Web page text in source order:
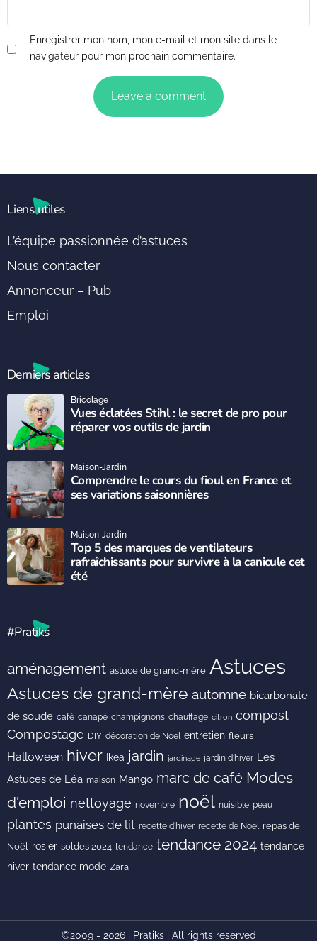
Enregistrer mon nom, mon e-mail et mon site dans le
navigateur pour mon prochain commentaire.
Liens utiles
L’équipe passionnée d’astuces
Nous contacter
Annonceur – Pub
Emploi
Derniers articles
Vues éclatées Stihl : le secret de pro pour
réparer vos outils de jardin
Bricolage
Comprendre le cours du fioul en France et
ses variations saisonnières
Maison-Jardin
Top 5 des marques de ventilateurs
rafraîchissants pour survivre à la canicule cet
été
Maison-Jardin
#Pratiks
aménagement astuce de grand-mère Astuces
Astuces de grand-mère automne bicarbonate
de soude café canapé champignons chauffage citron compost
Compostage DIY décoration de Noël entretien fleurs
Halloween hiver Ikea jardin jardinage jardin d'hiver Les
Astuces de Léa maison Mango marc de café Modes
d'emploi nettoyage novembre noël nuisible peau
plantes punaises de lit recette d'hiver recette de Noël repas de
Noël rosier soldes 2024 tendance tendance 2024 tendance
hiver tendance mode Zara
©2009 - 2026 | Pratiks | All rights reserved